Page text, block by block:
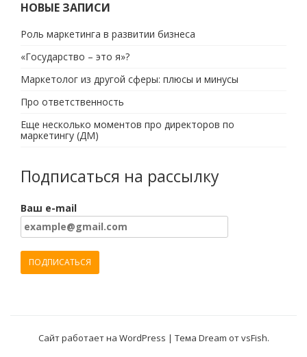
НОВЫЕ ЗАПИСИ
Роль маркетинга в развитии бизнеса
«Государство – это я»?
Маркетолог из другой сферы: плюсы и минусы
Про ответственность
Еще несколько моментов про директоров по
маркетингу (ДМ)
Подписаться на рассылку
Ваш e-mail
Сайт работает на WordPress | Тема Dream отvsFish.